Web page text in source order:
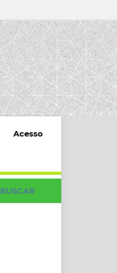
BUSCAR
Acesso